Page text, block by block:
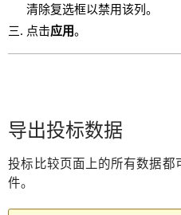
清除复选框以禁用该列。
点击应用。
导出投标数据
投标比较页面上的所有数据都
件。